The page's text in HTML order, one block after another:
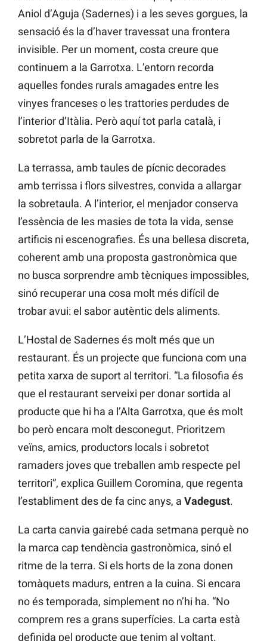
Aniol d’Aguja (Sadernes) i a les seves gorgues, la
sensació és la d’haver travessat una frontera
invisible. Per un moment, costa creure que
continuem a la Garrotxa. L’entorn recorda
aquelles fondes rurals amagades entre les
vinyes franceses o les trattories perdudes de
l’interior d’Itàlia. Però aquí tot parla català, i
sobretot parla de la Garrotxa.
La terrassa, amb taules de pícnic decorades
amb terrissa i flors silvestres, convida a allargar
la sobretaula. A l’interior, el menjador conserva
l’essència de les masies de tota la vida, sense
artificis ni escenografies. És una bellesa discreta,
coherent amb una proposta gastronòmica que
no busca sorprendre amb tècniques impossibles,
sinó recuperar una cosa molt més difícil de
trobar avui: el sabor autèntic dels aliments.
L’Hostal de Sadernes és molt més que un
restaurant. És un projecte que funciona com una
petita xarxa de suport al territori. “La filosofia és
que el restaurant serveixi per donar sortida al
producte que hi ha a l’Alta Garrotxa, que és molt
bo però encara molt desconegut. Prioritzem
veïns, amics, productors locals i sobretot
ramaders joves que treballen amb respecte pel
territori”, explica Guillem Coromina, que regenta
l’establiment des de fa cinc anys, a Vadegust.
La carta canvia gairebé cada setmana perquè no
la marca cap tendència gastronòmica, sinó el
ritme de la terra. Si els horts de la zona donen
tomàquets madurs, entren a la cuina. Si encara
no és temporada, simplement no n’hi ha. “No
comprem res a grans superfícies. La carta està
definida pel producte que tenim al voltant.